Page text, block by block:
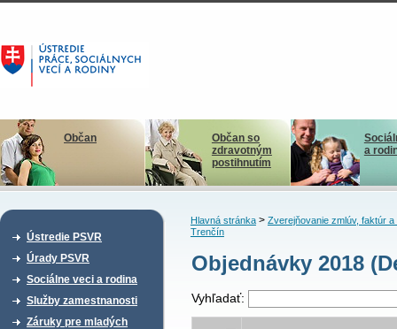
Občan
Občan so
zdravotným
postihnutím
a
Ústredie PSVR
Úrady PSVR
Sociálne veci a rodina
Služby zamestnanosti
Záruky pre mladých
Hlavná stránka> Zverejňovanie zmlúv, faktúr a
Trenčín
Objednávky 2018
Vyhľadať: